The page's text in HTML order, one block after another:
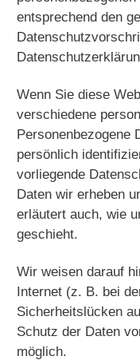
entsprechend den
Wenn Sie diese
verschiedene
Personenbezogene
persönlich
vorliegende
Daten wir erheben
erläutert auch, wie
geschieht.
Wir weisen darauf
Internet (z. B. bei
Sicherheitslücken
Schutz der Daten
möglich.